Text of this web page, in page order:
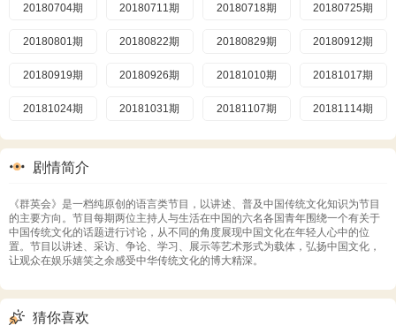
20180704期 20180711期 20180718期 20180725期
20180801期 20180822期 20180829期 20180912期
20180919期 20180926期 20181010期 20181017期
20181024期 20181031期 20181107期 20181114期
20181121期 20181128期 20181205期 20181212期
20181219期
20240702 20240703 20240709 20240710
20240716 20240717 20240723 20240724
20240813
剧情简介
《群英会》是一档纯原创的语言类节目，以讲述、普及中国传统文化知识为节目
的主要方向。节目每期两位主持人与生活在中国的六名各国青年围绕一个有关于
中国传统文化的话题进行讨论，从不同的角度展现中国文化在年轻人心中的位
置。节目以讲述、采访、争论、学习、展示等艺术形式为载体，弘扬中国文化，
让观众在娱乐嬉笑之余感受中华传统文化的博大精深。
猜你喜欢